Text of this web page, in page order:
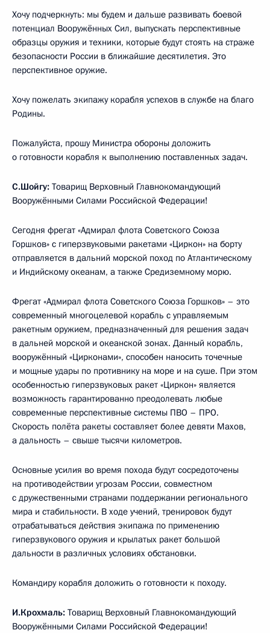
Хочу подчеркнуть: мы будем и дальше развивать боевой
потенциал Вооружённых Сил, выпускать перспективные
образцы оружия и техники, которые будут стоять на страже
безопасности России в ближайшие десятилетия. Это
перспективное оружие.
Хочу пожелать экипажу корабля успехов в службе на благо
Родины.
Пожалуйста, прошу Министра обороны доложить
о готовности корабля к выполнению поставленных задач.
С.Шойгу: Товарищ Верховный Главнокомандующий
Вооружёнными Силами Российской Федерации!
Сегодня фрегат «Адмирал флота Советского Союза
Горшков» с гиперзвуковыми ракетами «Циркон» на борту
отправляется в дальний морской поход по Атлантическому
и Индийскому океанам, а также Средиземному морю.
Фрегат «Адмирал флота Советского Союза Горшков» – это
современный многоцелевой корабль с управляемым
ракетным оружием, предназначенный для решения задач
в дальней морской и океанской зонах. Данный корабль,
вооружённый «Цирконами», способен наносить точечные
и мощные удары по противнику на море и на суше. При этом
особенностью гиперзвуковых ракет «Циркон» является
возможность гарантированно преодолевать любые
современные перспективные системы ПВО – ПРО.
Скорость полёта ракеты составляет более девяти Махов,
а дальность – свыше тысячи километров.
Основные усилия во время похода будут сосредоточены
на противодействии угрозам России, совместном
с дружественными странами поддержании регионального
мира и стабильности. В ходе учений, тренировок будут
отрабатываться действия экипажа по применению
гиперзвукового оружия и крылатых ракет большой
дальности в различных условиях обстановки.
Командиру корабля доложить о готовности к походу.
И.Крохмаль: Товарищ Верховный Главнокомандующий
Вооружёнными Силами Российской Федерации!